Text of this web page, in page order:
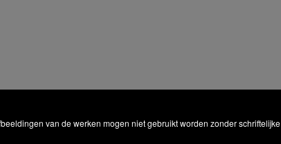
van de werken mogen niet gebruikt worden zonder schriftelijke